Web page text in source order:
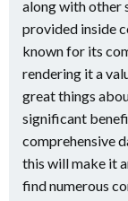
along with other
provided inside
known for its
rendering it a
great things
significant
comprehensive
this will make it
find numerous